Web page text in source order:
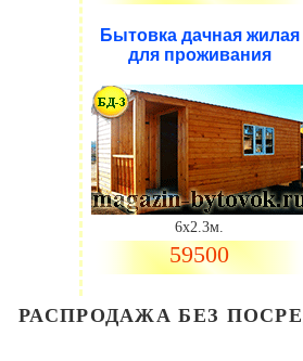
Бытовка дачная жилая
для проживания
6х2.3м.
59500
РАСПРОДАЖА БЕЗ